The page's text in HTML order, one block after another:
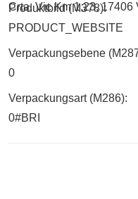
Crta. Vic Km 1,23, 17406
Produktbild (M378):
PRODUCT_WEBSITE
Verpackungsebene
0
Verpackungsart (M286):
0#BRI